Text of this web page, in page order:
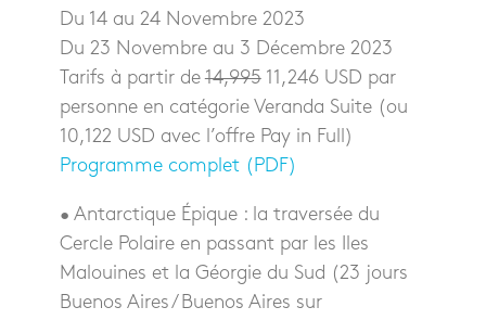
Du 14 au 24 Novembre 2023
Du 23 Novembre au 3 Décembre 2023
Tarifs à partir de14,99511,246 USD par
personne en catégorie Veranda Suite (ou
10,122 USD avec l’offre Pay in Full)
Programme complet (PDF)
• Antarctique Épique : la traversée du
Cercle Polaire en passant par les Iles
Malouines et la Géorgie du Sud (23 jours
Buenos Aires / Buenos Aires sur